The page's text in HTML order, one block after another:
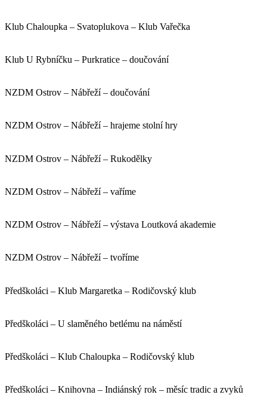
Klub Chaloupka – Svatoplukova – Klub Vařečka
Klub U Rybníčku – Purkratice – doučování
NZDM Ostrov – Nábřeží – doučování
NZDM Ostrov – Nábřeží – hrajeme stolní hry
NZDM Ostrov – Nábřeží – Rukodělky
NZDM Ostrov – Nábřeží – vaříme
NZDM Ostrov – Nábřeží – výstava Loutková akademie
NZDM Ostrov – Nábřeží – tvoříme
Předškoláci – Klub Margaretka – Rodičovský klub
Předškoláci – U slaměného betlému na náměstí
Předškoláci – Klub Chaloupka – Rodičovský klub
Předškoláci – Knihovna – Indiánský rok – měsíc tradic a zvyků